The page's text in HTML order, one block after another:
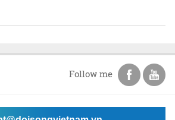
Follow me